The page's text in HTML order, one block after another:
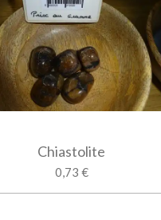
Chiastolite
0,73 €